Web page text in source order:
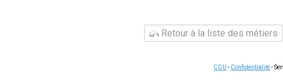
Retour à la liste des métiers
CGU - Confidentialité-